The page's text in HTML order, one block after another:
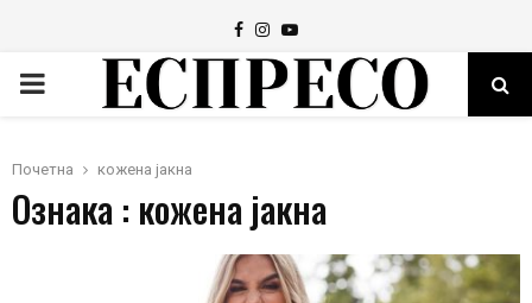
Facebook
Instagram
Youtube
PRIMARY
Почетна кожена јакна
Ознака : кожена јакна